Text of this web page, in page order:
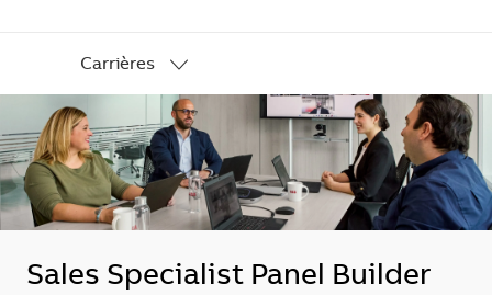
Carrières
Sales Specialist Panel Builder